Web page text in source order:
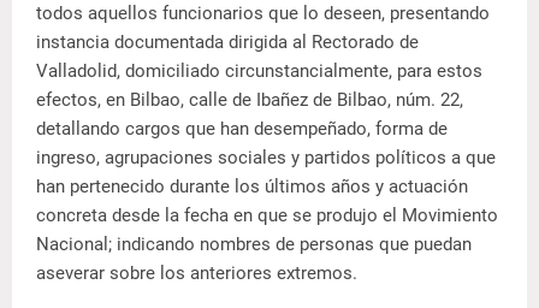
todos aquellos funcionarios que lo deseen, presentando
instancia documentada dirigida al Rectorado de
Valladolid, domiciliado circunstancialmente, para estos
efectos, en Bilbao, calle de Ibañez de Bilbao, núm. 22,
detallando cargos que han desempeñado, forma de
ingreso, agrupaciones sociales y partidos políticos a que
han pertenecido durante los últimos años y actuación
concreta desde la fecha en que se produjo el Movimiento
Nacional; indicando nombres de personas que puedan
aseverar sobre los anteriores extremos.